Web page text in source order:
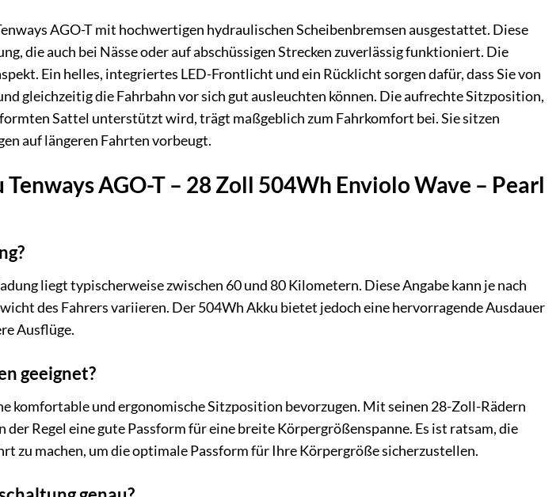
AGO-T mit hochwertigen hydraulischen Scheibenbremsen ausgestattet. Diese
die auch bei Nässe oder auf abschüssigen Strecken zuverlässig funktioniert. Die
Ein helles, integriertes LED-Frontlicht und ein Rücklicht sorgen dafür, dass Sie von
gleichzeitig die Fahrbahn vor sich gut ausleuchten können. Die aufrechte Sitzposition,
Sattel unterstützt wird, trägt maßgeblich zum Fahrkomfort bei. Sie sitzen
auf längeren Fahrten vorbeugt.
AGO-T – 28 Zoll 504Wh Enviolo Wave – Pearl
liegt typischerweise zwischen 60 und 80 Kilometern. Diese Angabe kann je nach
des Fahrers variieren. Der 504Wh Akku bietet jedoch eine hervorragende Ausdauer
Ausflüge.
geeignet?
komfortable und ergonomische Sitzposition bevorzugen. Mit seinen 28-Zoll-Rädern
Regel eine gute Passform für eine breite Körpergrößenspanne. Es ist ratsam, die
zu machen, um die optimale Passform für Ihre Körpergröße sicherzustellen.